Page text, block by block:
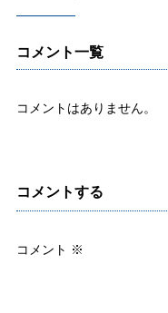
コメント一覧
コメントはありません。
コメントする
コメント ※